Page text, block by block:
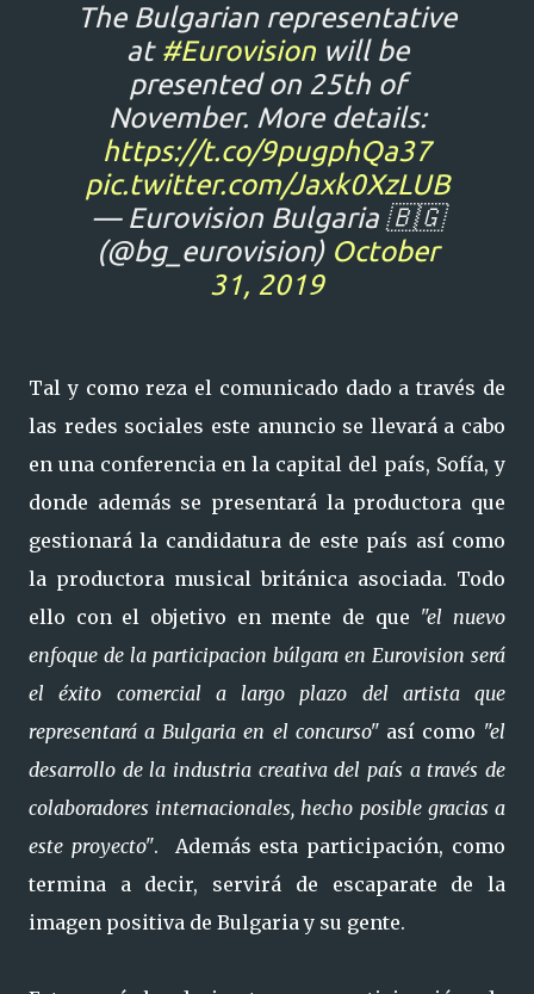
The Bulgarian representative
at #Eurovisionwill be
presented on 25th of
November. More details:
https://t.co/9pugphQa37
pic.twitter.com/Jaxk0XzLUB
— Eurovision Bulgaria 🇧🇬
(@bg_eurovision) October
31, 2019
Tal y como reza el comunicado dado a través de
las redes sociales este anuncio se llevará a cabo
en una conferencia en la capital del país, Sofía, y
donde además se presentará la productora que
gestionará la candidatura de este país así como
la productora musical británica asociada. Todo
ello con el objetivo en mente de que "el nuevo
enfoque de la participacion búlgara en Eurovision será
el éxito comercial a largo plazo del artista que
representará a Bulgaria en el concurso"así como "el
desarrollo de la industria creativa del país a través de
colaboradores internacionales, hecho posible gracias a
este proyecto". Además esta participación, como
termina a decir, servirá de escaparate de la
imagen positiva de Bulgaria y su gente.